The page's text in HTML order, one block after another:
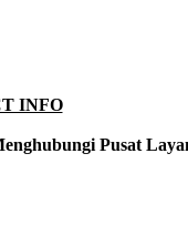
INFO
Pusat